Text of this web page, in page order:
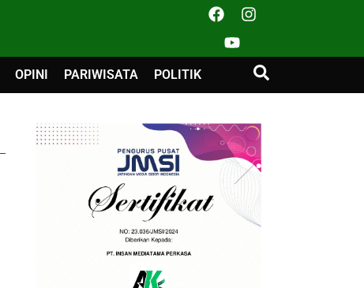
OPINI PARIWISATA POLITIK